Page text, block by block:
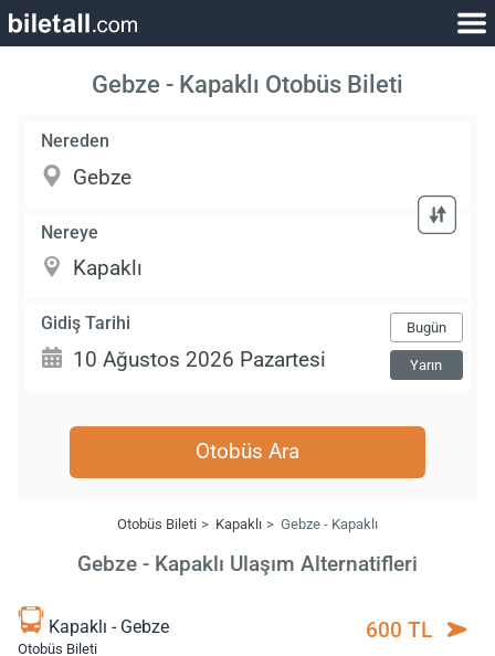
Gebze - Kapaklı Otobüs Bileti
Nereden
Nereye
Gidiş Tarihi Bugün
Yarın
Otobüs Ara
Otobüs Bileti Kapaklı Gebze - Kapaklı
Gebze - Kapaklı Ulaşım Alternatifleri
Kapaklı - Gebze
Otobüs Bileti
600 TL